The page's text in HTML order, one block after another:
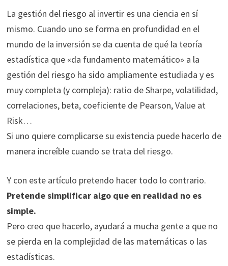
La gestión del riesgo al invertir es una ciencia en sí
mismo. Cuando uno se forma en profundidad en el
mundo de la inversión se da cuenta de qué la teoría
estadística que «da fundamento matemático» a la
gestión del riesgo ha sido ampliamente estudiada y es
muy completa (y compleja): ratio de Sharpe, volatilidad,
correlaciones, beta, coeficiente de Pearson, Value at
Risk…
Si uno quiere complicarse su existencia puede hacerlo de
manera increíble cuando se trata del riesgo.
Y con este artículo pretendo hacer todo lo contrario.
Pretende simplificar algo que en realidad no es
simple.
Pero creo que hacerlo, ayudará a mucha gente a que no
se pierda en la complejidad de las matemáticas o las
estadísticas.
Para que
podamos
mejorar la
funcionalidad
y estructura
de la web, en
base a cómo
se usa la web.
Para que
nuestra web
mejor posible
visita. Si
rechaza estas
cookies,
funcionalidades
desaparecerán